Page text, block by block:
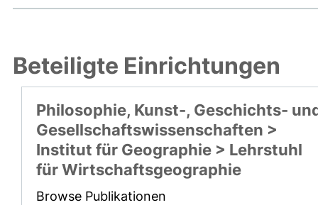
Beteiligte Einrichtungen
Philosophie, Kunst-, Geschichts-
Gesellschaftswissenschaften >
Institut für Geographie > Lehrstuhl
für Wirtschaftsgeographie
Browse Publikationen